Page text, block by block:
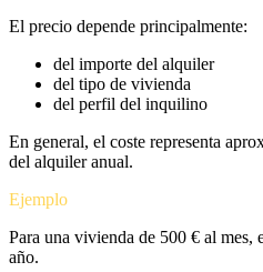
El precio depende principalmente:
del importe del alquiler
del tipo de vivienda
del perfil del inquilino
En general, el coste representa
del alquiler anual.
Ejemplo
Para una vivienda de 500 € al mes,
año.